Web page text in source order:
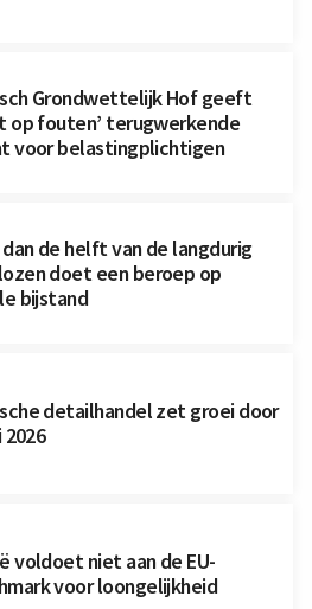
Grondwettelijk Hof geeft
op fouten’ terugwerkende
voor belastingplichtigen
de helft van de langdurig
doet een beroep op
bijstand
detailhandel zet groei door
2026
voldoet niet aan de EU-
voor loongelijkheid